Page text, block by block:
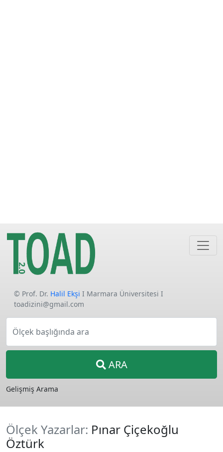
© Prof. Dr. Halil Ekşi I Marmara Üniversitesi I
toadizini@gmail.com
Ölçek başlığında ara
ARA
Gelişmiş Arama
Ölçek Yazarlar: Pınar Çiçekoğlu
Öztürk